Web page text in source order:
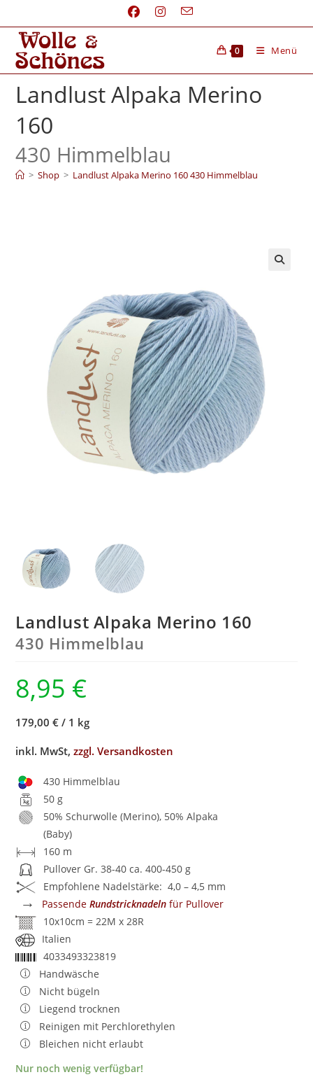
0 Menü
Landlust Alpaka Merino
160
430 Himmelblau
> Shop > Landlust Alpaka Merino 160 430 Himmelblau
Landlust Alpaka Merino 160
430 Himmelblau
8,95 €
179,00 € / 1 kg
inkl. MwSt,zzgl. Versandkosten
430 Himmelblau
50 g
50% Schurwolle (Merino), 50% Alpaka
(Baby)
160 m
Pullover Gr. 38-40 ca. 400-450 g
Empfohlene Nadelstärke: 4,0 – 4,5 mm
→ PassendeRundstricknadeln für Pullover
10x10cm = 22M x 28R
Italien
4033493323819
Handwäsche
Nicht bügeln
Liegend trocknen
Reinigen mit Perchlorethylen
Bleichen nicht erlaubt
Nur noch wenig verfügbar!